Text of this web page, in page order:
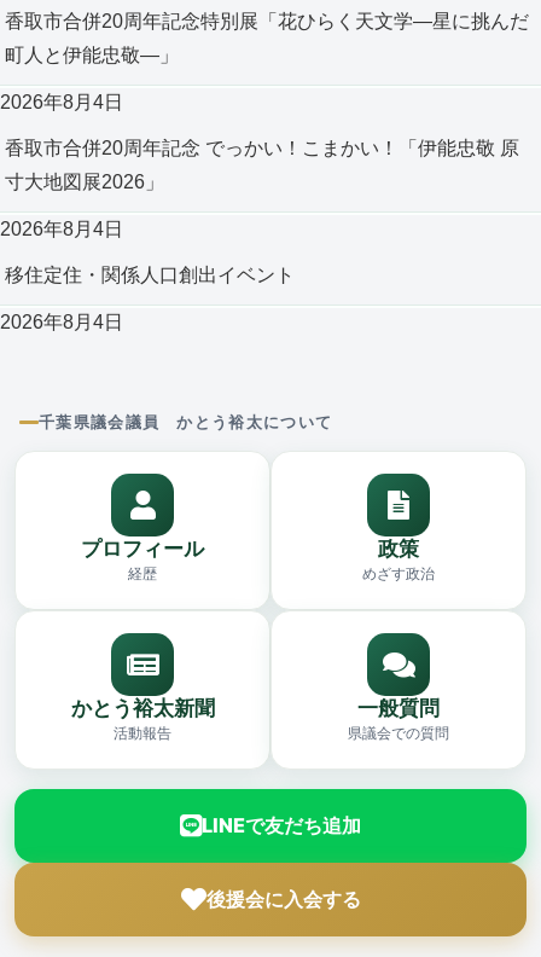
香取市合併20周年記念特別展「花ひらく天文学―星に挑んだ
町人と伊能忠敬―」
2026年8月4日
香取市合併20周年記念 でっかい！こまかい！「伊能忠敬 原
寸大地図展2026」
2026年8月4日
移住定住・関係人口創出イベント
2026年8月4日
千葉県議会議員 かとう裕太について
プロフィール
経歴
政策
めざす政治
かとう裕太新聞
活動報告
一般質問
県議会での質問
LINEで友だち追加
後援会に入会する